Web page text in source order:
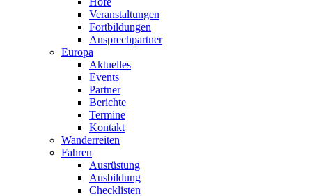
Veranstaltungen
Fortbildungen
Ansprechpartner
Europa
Aktuelles
Events
Partner
Berichte
Termine
Kontakt
Wanderreiten
Fahren
Ausrüstung
Ausbildung
Checklisten